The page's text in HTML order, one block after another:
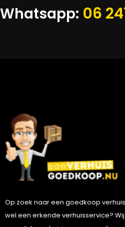
Whatsapp: 06
Op zoek naar een goedkoop
wel een erkende verhuisservice?